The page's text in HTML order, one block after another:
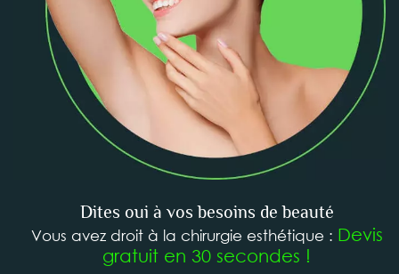
Dites oui à vos besoins de beauté
Vous avez droit à la chirurgie esthétique : Devis
gratuit en 30 secondes !